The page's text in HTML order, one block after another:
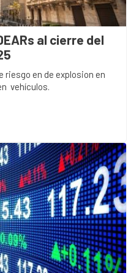
al cierre del
riesgo en de explosion en
vehículos.